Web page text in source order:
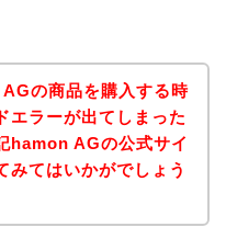
の商品を購入する時
エラーが出てしまった
hamon AGの公式サイ
みてはいかがでしょう